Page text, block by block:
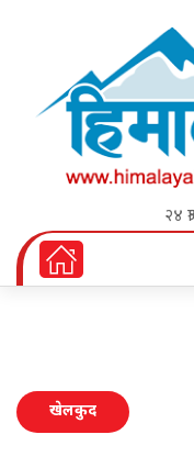
२४
खेलकुद